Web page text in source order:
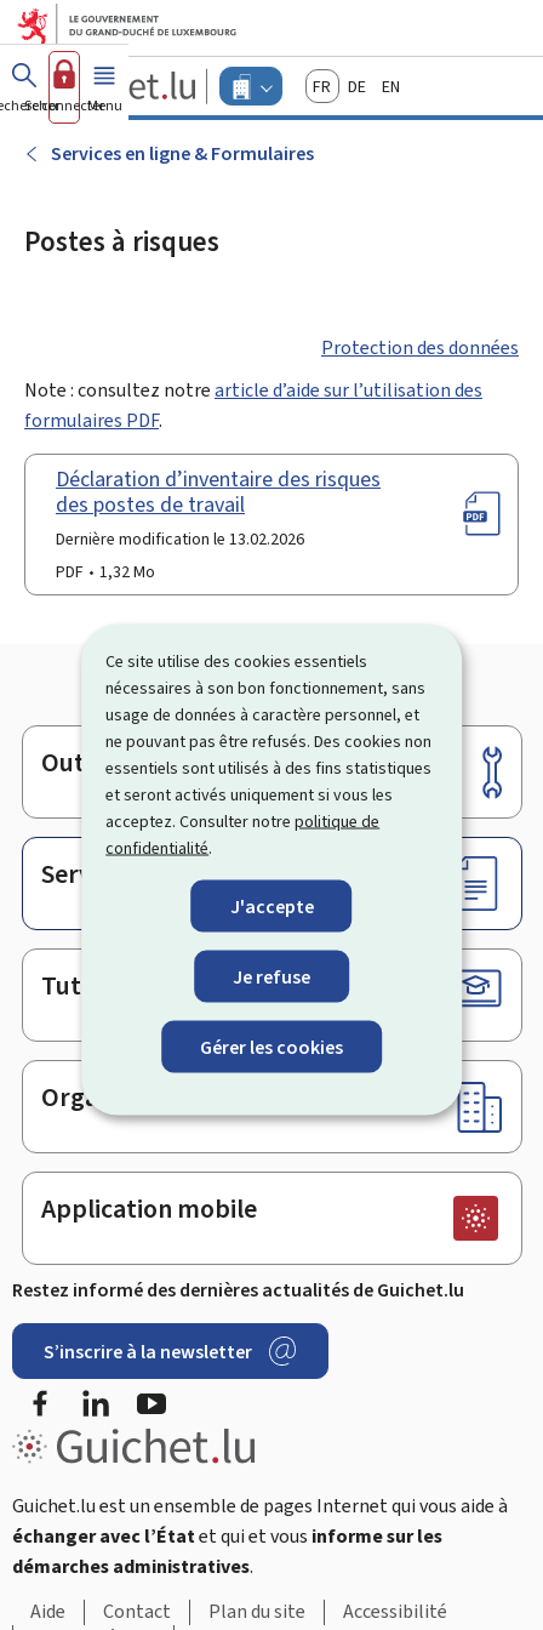
Ce site utilise des cookies essentiels
nécessaires à son bon fonctionnement, sans
usage de données à caractère personnel, et
ne pouvant pas être refusés. Des cookies non
essentiels sont utilisés à des fins statistiques
et seront activés uniquement si vous les
acceptez. Consulter notrepolitique de
confidentialité.
J'accepte
Je refuse
Gérer les cookies
Aller au menu principal
Aller au contenu
Guichet.lu
Changer
d'espace
Menu
FrançaisDeutschEnglish
Se connecterMenu principal
Services en ligne & Formulaires
Postes à risques
Protection des données
Note : consultez notrearticle d’aide sur l’utilisation des
formulaires PDF.
Déclaration d’inventaire des risques
des postes de travail
Dernière modification le 13.02.2026
PDF
1,32 Mo
Pied
de
page
Outils
Services en ligne & Formulaires
Tutoriels
Organismes
Application mobile
Restez informé des dernières actualités de Guichet.lu
S’inscrire à la newsletter
FacebookLinkedIn
Guichet.lu est un ensemble de pages Internet qui vous aide à
échanger avec l’Étatet qui et vous informe sur les
démarches administratives.
Aide
Contact Plan du site
Accessibilité